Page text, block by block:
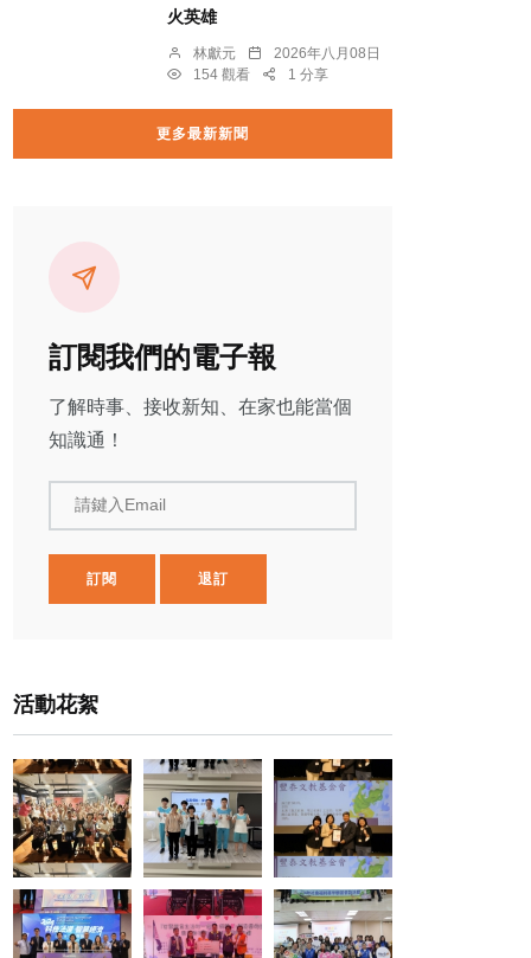
火英雄
林獻元
2026年八月08日
154 觀看
1 分享
更多最新新聞
訂閱我們的電子報
了解時事、接收新知、在家也能當個
知識通！
請鍵入Email
訂閱 退訂
活動花絮